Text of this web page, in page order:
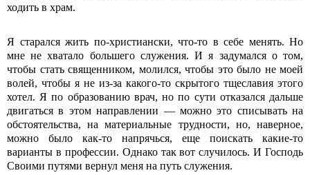
ходить в храм.
Я старался жить по-христиански, что-то в себе менять. Но
мне не хватало большего служения. И я задумался о том,
чтобы стать священником, молился, чтобы это было не моей
волей, чтобы я не из-за какого-то скрытого тще­славия этого
хотел. Я по образованию врач, но по сути отказался дальше
двигаться в этом направлении — можно это списывать на
обстоятельства, на материальные трудности, но, наверное,
можно было как-то напрячься, еще поискать какие-то
варианты в профессии. Однако так вот случилось. И Господь
Своими путями вернул меня на путь служения.